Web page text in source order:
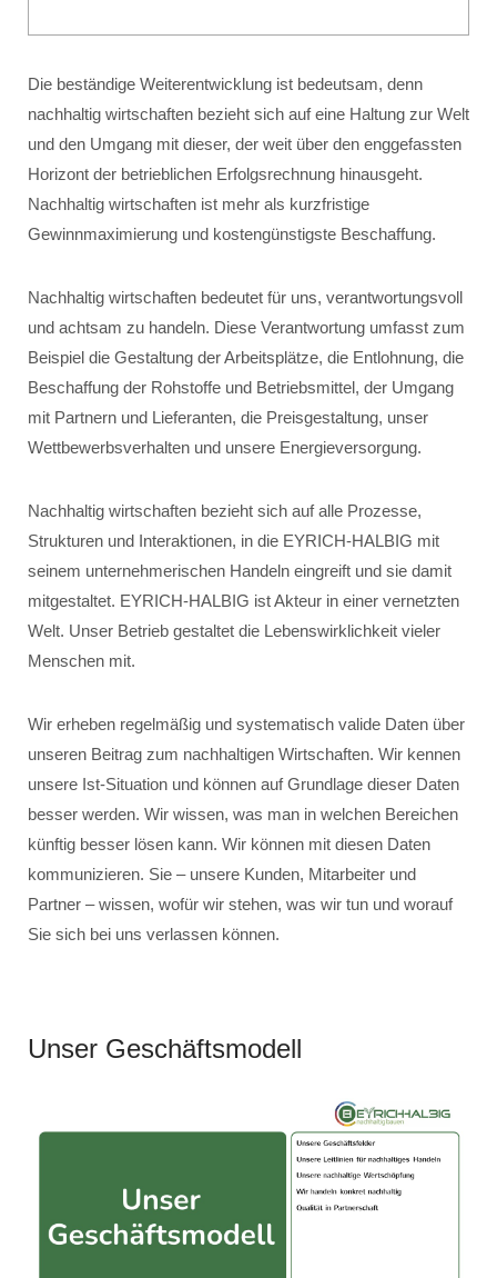
Die beständige Weiterentwicklung ist bedeutsam, denn
nachhaltig wirtschaften bezieht sich auf eine Haltung zur Welt
und den Umgang mit dieser, der weit über den enggefassten
Horizont der betrieblichen Erfolgsrechnung hinausgeht.
Nachhaltig wirtschaften ist mehr als kurzfristige
Gewinnmaximierung und kostengünstigste Beschaffung.
Nachhaltig wirtschaften bedeutet für uns, verantwortungsvoll
und achtsam zu handeln. Diese Verantwortung umfasst zum
Beispiel die Gestaltung der Arbeitsplätze, die Entlohnung, die
Beschaffung der Rohstoffe und Betriebsmittel, der Umgang
mit Partnern und Lieferanten, die Preisgestaltung, unser
Wettbewerbsverhalten und unsere Energieversorgung.
Nachhaltig wirtschaften bezieht sich auf alle Prozesse,
Strukturen und Interaktionen, in die EYRICH-HALBIG mit
seinem unternehmerischen Handeln eingreift und sie damit
mitgestaltet. EYRICH-HALBIG ist Akteur in einer vernetzten
Welt. Unser Betrieb gestaltet die Lebenswirklichkeit vieler
Menschen mit.
Wir erheben regelmäßig und systematisch valide Daten über
unseren Beitrag zum nachhaltigen Wirtschaften. Wir kennen
unsere Ist-Situation und können auf Grundlage dieser Daten
besser werden. Wir wissen, was man in welchen Bereichen
künftig besser lösen kann. Wir können mit diesen Daten
kommunizieren. Sie – unsere Kunden, Mitarbeiter und
Partner – wissen, wofür wir stehen, was wir tun und worauf
Sie sich bei uns verlassen können.
Unser Geschäftsmodell